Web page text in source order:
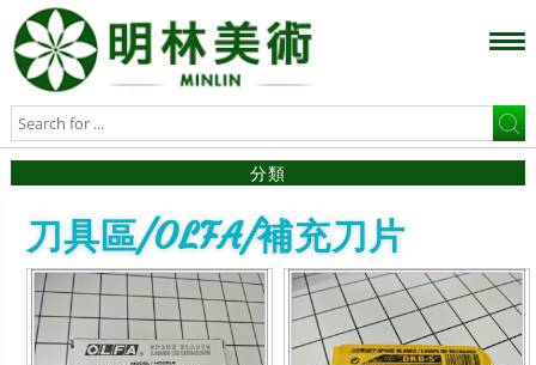
分類
刀具區/OLFA/補充刀片